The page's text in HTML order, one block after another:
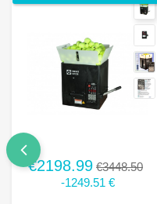
€2198.99 €3448.50
-1249.51 €